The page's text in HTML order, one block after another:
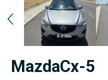
Reservado
MazdaCx-5